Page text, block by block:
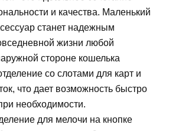
и качества. Маленький
станет надежным
жизни любой
стороне кошелька
со слотами для карт и
что дает возможность быстро
необходимости.
для мелочи на кнопке